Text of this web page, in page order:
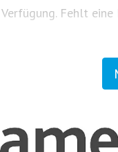
Verfügung. Fehlt eine
Unser
aus dem